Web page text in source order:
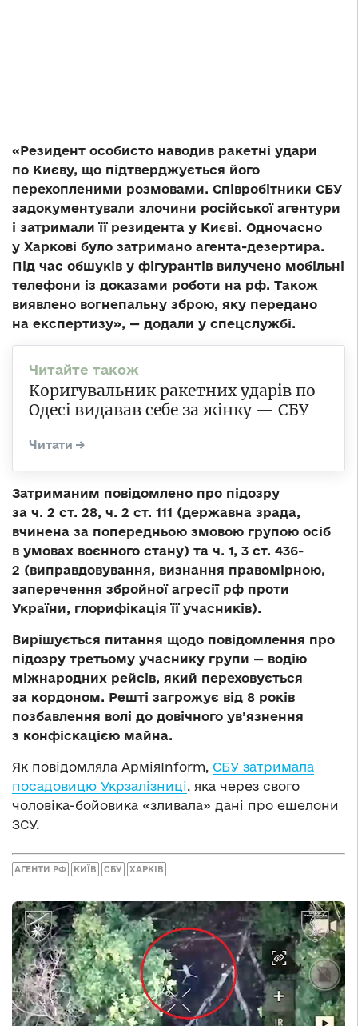
«Резидент особисто наводив ракетні удари
по Києву, що підтверджується його
перехопленими розмовами. Співробітники СБУ
задокументували злочини російської агентури
і затримали її резидента у Києві. Одночасно
у Харкові було затримано агента-дезертира.
Під час обшуків у фігурантів вилучено мобільні
телефони із доказами роботи на рф. Також
виявлено вогнепальну зброю, яку передано
на експертизу», — додали у спецслужбі.
Коригувальник ракетних ударів по
Одесі видавав себе за жінку — СБУ
Затриманим повідомлено про підозру
за ч. 2 ст. 28, ч. 2 ст. 111 (державна зрада,
вчинена за попередньою змовою групою осіб
в умовах воєнного стану) та ч. 1, 3 ст. 436-
2 (виправдовування, визнання правомірною,
заперечення збройної агресії рф проти
України, глорифікація її учасників).
Вирішується питання щодо повідомлення про
підозру третьому учаснику групи — водію
міжнародних рейсів, який переховується
за кордоном. Решті загрожує від 8 років
позбавлення волі до довічного ув’язнення
з конфіскацією майна.
Як повідомляла АрміяInform, СБУ затримала
посадовицю Укрзалізниці, яка через свого
чоловіка-бойовика «зливала» дані про ешелони
ЗСУ.
АГЕНТИ РФ КИЇВ СБУ ХАРКІВ